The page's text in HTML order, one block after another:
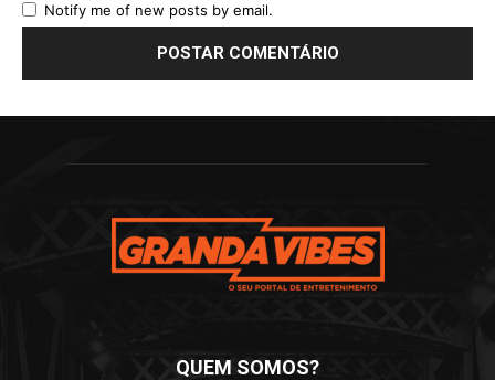
Notify me of new posts by email.
QUEM SOMOS?